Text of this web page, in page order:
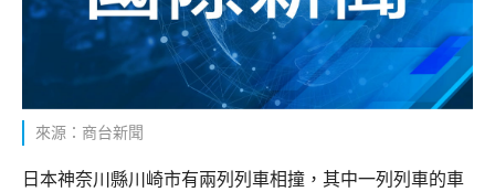
來源：商台新聞
日本神奈川縣川崎市有兩列列車相撞，其中一列列車的車